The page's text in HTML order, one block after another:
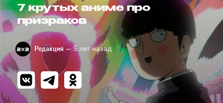
7 крутых аниме про
призраков
Редакция — 5 лет назад